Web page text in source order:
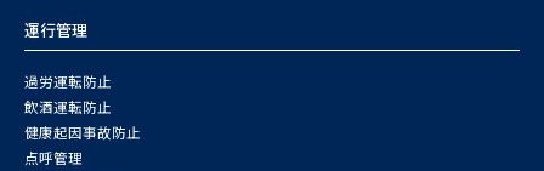
運行管理
過労運転防止
飲酒運転防止
健康起因事故防止
点呼管理